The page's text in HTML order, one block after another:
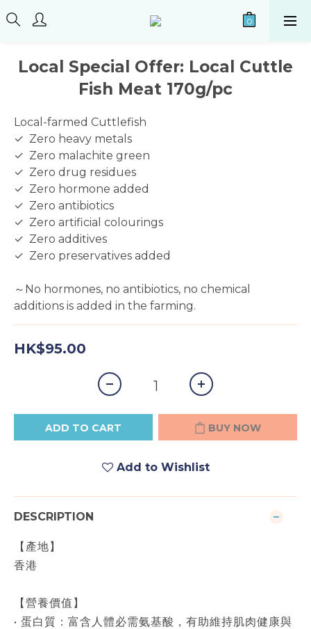
Local Special Offer: Local Cuttle
Fish Meat 170g/pc
Local-farmed Cuttlefish
✓  Zero heavy metals
✓  Zero malachite green
✓  Zero drug residues
✓  Zero hormone added
✓  Zero antibiotics
✓  Zero artificial colourings
✓  Zero additives
✓  Zero preservatives added
～No hormones, no antibiotics, no chemical
additions is added in the farming.
HK$95.00
ADD TO CART BUY NOW
Add to Wishlist
DESCRIPTION
【產地】
香港
【營養價值】
• 蛋白質：富含人體必需氨基酸，有助維持肌肉健康與